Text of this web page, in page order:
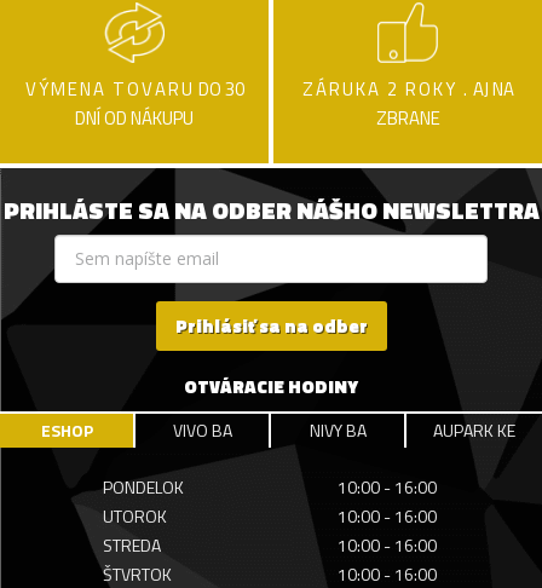
VÝMENA TOVARU DO 30
DNÍ OD NÁKUPU
ZÁRUKA 2 ROKY . AJ NA
ZBRANE
PRIHLÁSTE SA NA ODBER NÁŠHO NEWSLETTRA
Prihlásiť sa na odber
OTVÁRACIE HODINY
ESHOP VIVO BA NIVY BA AUPARK KE
PONDELOK
10:00 - 16:00
UTOROK
10:00 - 16:00
STREDA
10:00 - 16:00
ŠTVRTOK
10:00 - 16:00